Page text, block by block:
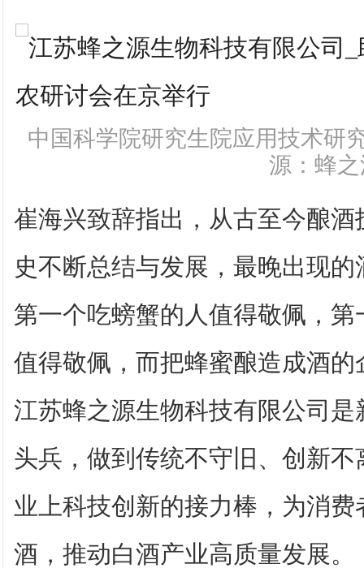
中国科学院研究生院应用技术研
源：蜂
崔海兴致辞指出，从古至今酿
史不断总结与发展，最晚出现
第一个吃螃蟹的人值得敬佩，
值得敬佩，而把蜂蜜酿造成酒
江苏蜂之源生物科技有限公司
头兵，做到传统不守旧、创新
业上科技创新的接力棒，为消
酒，推动白酒产业高质量发展。